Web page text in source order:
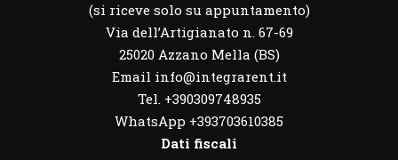
(si riceve solo su appuntamento)
Via dell’Artigianato n. 67-69
25020 Azzano Mella (BS)
Email info@integrarent.it
Tel. +390309748935
WhatsApp +393703610385
Dati fiscali